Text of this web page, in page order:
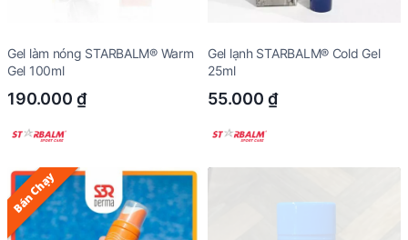
Gel làm nóng STARBALM® Warm
Gel 100ml
190.000 ₫
Gel lạnh STARBALM® Cold Gel
25ml
55.000 ₫
Bán Chạy